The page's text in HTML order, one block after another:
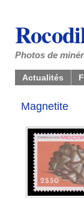
Photos de
Actualités
Magnetite